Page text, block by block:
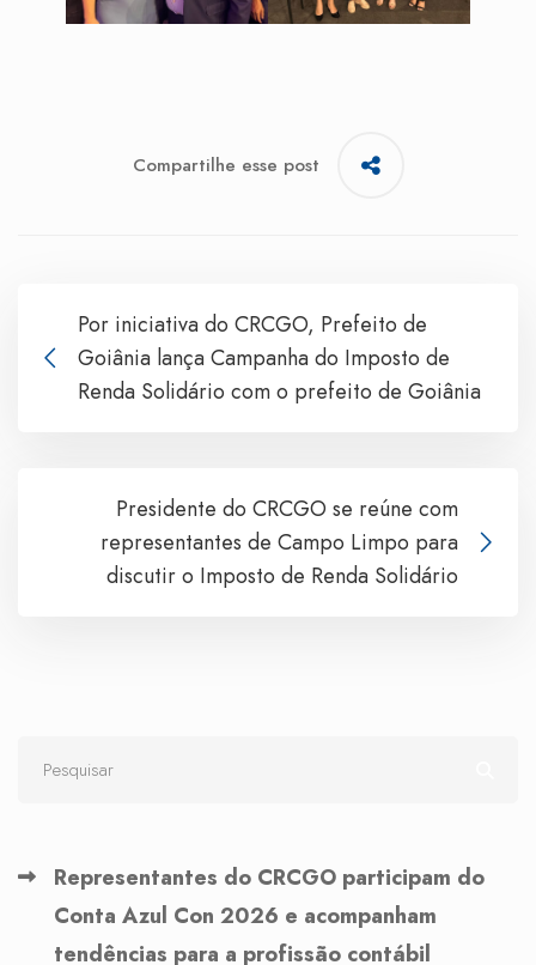
Compartilhe esse post
Por iniciativa do CRCGO, Prefeito de
Goiânia lança Campanha do Imposto de
Renda Solidário com o prefeito de Goiânia
Presidente do CRCGO se reúne com
representantes de Campo Limpo para
discutir o Imposto de Renda Solidário
Representantes do CRCGO participam do
Conta Azul Con 2026 e acompanham
tendências para a profissão contábil